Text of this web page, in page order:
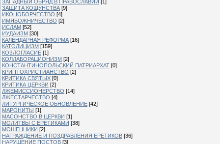
ЗАПАДНЫЙ ОБРЯД В ПРАВОСЛАВИИ [1]
ЗАЩИТА КОЩУНСТВА [9]
ИКОНОБОРЧЕСТВО [4]
ИМЯБОЖНИЧЕСТВО [2]
ИСЛАМ [52]
ИУДАИЗМ [30]
КАЛЕНДАРНАЯ РЕФОРМА [16]
КАТОЛИЦИЗМ [159]
КОЗЛОГЛАСИЕ [1]
КОЛЛАБОРАЦИОНИЗМ [2]
КОНСТАНТИНОПОЛЬСКИЙ ПАТРИАРХАТ [0]
КРИПТОХРИСТИАНСТВО [2]
КРИТИКА СВЯТЫХ [0]
КРИТИКА ЦЕРКВИ [2]
ЛЖЕМИССИОНЕРСТВО [14]
ЛЖЕСТАРЧЕСТВО [4]
ЛИТУРГИЧЕСКОЕ ОБНОВЛЕНИЕ [42]
МАРОНИТЫ [1]
МАСОНСТВО В ЦЕРКВИ [1]
МОЛИТВЫ С ЕРЕТИКАМИ [38]
МОШЕННИКИ [2]
НАГРАЖДЕНИЕ И ПОЗДРАВЛЕНИЯ ЕРЕТИКОВ [36]
НАРУШЕНИЕ ПОСТОВ [3]